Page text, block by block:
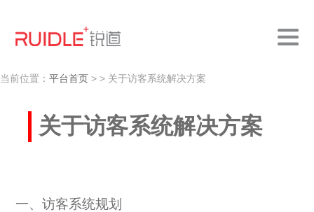
当前位置： 平台首页 > > 关于访客系统解决方案
关于访客系统解决方案
一、访客系统规划